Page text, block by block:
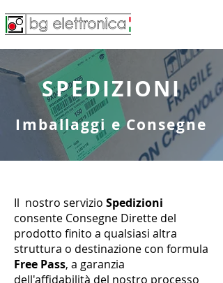
SPEDIZIONI
Imballaggi e Consegne
Il nostro servizio Spedizioni
consente Consegne Dirette del
prodotto finito a qualsiasi altra
struttura o destinazione con formula
Free Pass, a garanzia
dell'affidabilità del nostro processo